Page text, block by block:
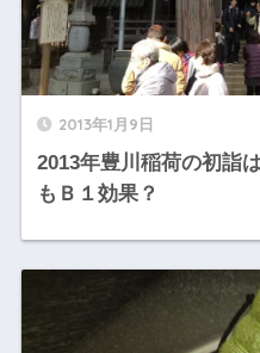
2013年1月9日
2013年豊川稲荷の初詣
もＢ１効果？